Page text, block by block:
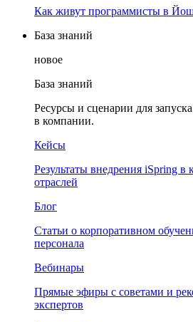
Как живут программисты в
База знаний
новое
База знаний
Ресурсы и сценарии для
в компании.
Кейсы
Результаты внедрения iSpring в
отраслей
Блог
Статьи о корпоративном
персонала
Вебинары
Прямые эфиры с советами и
экспертов